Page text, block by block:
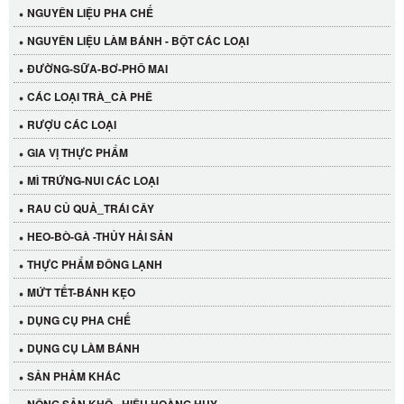
NGUYÊN LIỆU PHA CHẾ
NGUYÊN LIỆU LÀM BÁNH - BỘT CÁC LOẠI
ĐƯỜNG-SỮA-BƠ-PHÔ MAI
CÁC LOẠI TRÀ_CÀ PHÊ
RƯỢU CÁC LOẠI
GIA VỊ THỰC PHẨM
MÌ TRỨNG-NUI CÁC LOẠI
RAU CỦ QUẢ_TRÁI CÂY
HEO-BÒ-GÀ -THỦY HẢI SẢN
THỰC PHẨM ĐÔNG LẠNH
MỨT TẾT-BÁNH KẸO
DỤNG CỤ PHA CHẾ
DỤNG CỤ LÀM BÁNH
SẢN PHẢM KHÁC
LỐC 12 HỦ Tương xí muội LKK 260g